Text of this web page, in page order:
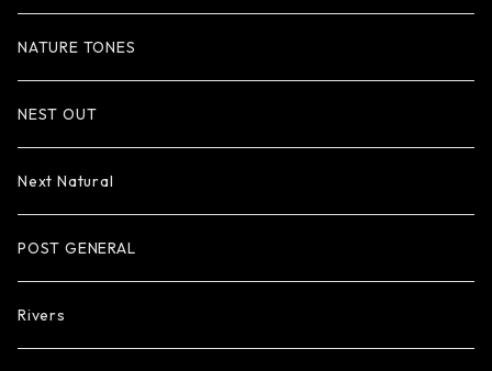
NATURE TONES
NEST OUT
Next Natural
POST GENERAL
Rivers